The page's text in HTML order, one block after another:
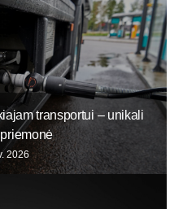
transportui – unikali
2026